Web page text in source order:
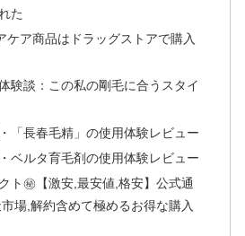
た
ケア商品はドラッグストアで購入
験談：この私の剛毛に合うスタイ
「長春毛精」の使用体験レビュー
ベルタ育毛剤の使用体験レビュー
ト㊙【激安,最安値,格安】公式通
場,解約含めて極めるお得な購入